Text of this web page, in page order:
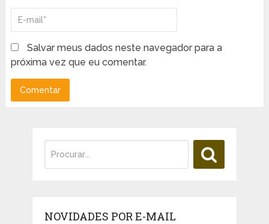
Salvar meus dados neste navegador para a
próxima vez que eu comentar.
NOVIDADES POR E-MAIL